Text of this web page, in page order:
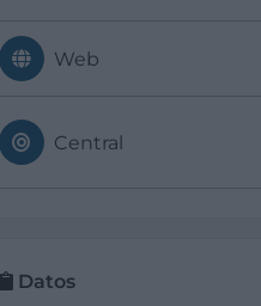
Web
Central
Datos